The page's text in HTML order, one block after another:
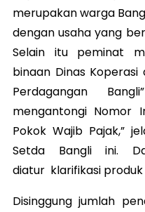
merupakan warga
dengan usaha yang
Selain itu peminat
binaan Dinas
Perdagangan
mengantongi Nomor
Pokok Wajib Pajak,”
Setda Bangli ini.
diatur klarifikasi produk
Disinggung jumlah